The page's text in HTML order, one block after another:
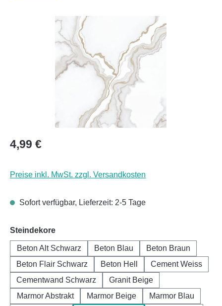
Regulärer Preis:
4,99 €
Preise inkl. MwSt. zzgl. Versandkosten
Sofort verfügbar, Lieferzeit: 2-5 Tage
Steindekoreauswählen
Beton Alt Schwarz Beton Blau
Beton Braun
Beton Flair Schwarz
Beton Hell
Cement Weiss
Cementwand Schwarz
Granit Beige
Marmor Abstrakt
Marmor Beige
Marmor Blau